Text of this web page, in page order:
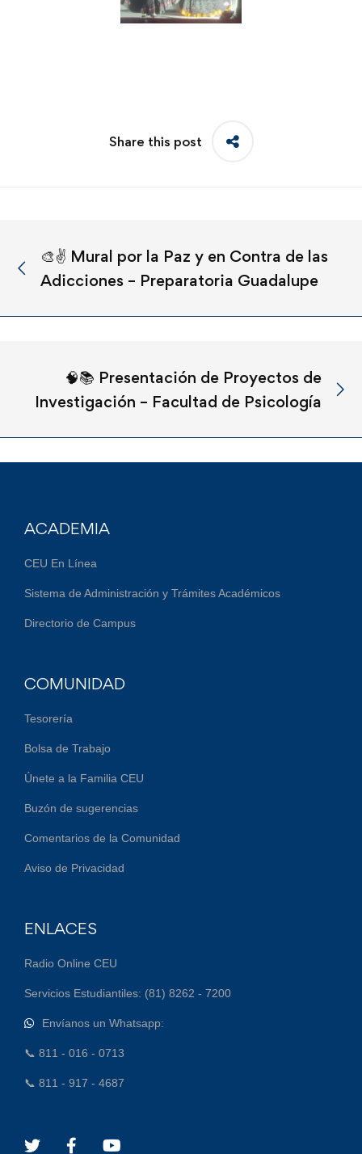
Share this post
🎨✌️ Mural por la Paz y en Contra de las
Adicciones – Preparatoria Guadalupe
🧠📚 Presentación de Proyectos de
Investigación – Facultad de Psicología
ACADEMIA
CEU En Línea
Sistema de Administración y Trámites Académicos
Directorio de Campus
COMUNIDAD
Tesorería
Bolsa de Trabajo
Únete a la Familia CEU
Buzón de sugerencias
Comentarios de la Comunidad
Aviso de Privacidad
ENLACES
Radio Online CEU
Servicios Estudiantiles: (81) 8262 - 7200
Envíanos un Whatsapp:
📞 811 - 016 - 0713
📞 811 - 917 - 4687